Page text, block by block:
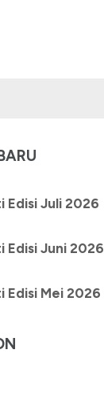
Edisi Juli 2026
Edisi Juni 2026
Edisi Mei 2026